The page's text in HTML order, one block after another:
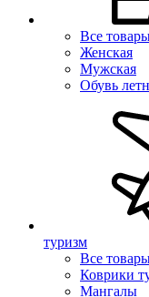
Все
Женская
Мужская
Обувь
туризм
Все
Коврики
Мангалы